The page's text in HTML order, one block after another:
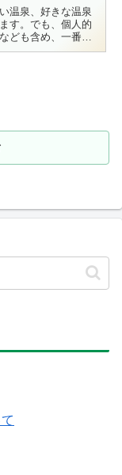
温泉、好きな温泉
す。でも、個人的
ども含め、一番好
海閣です！（ほぼ